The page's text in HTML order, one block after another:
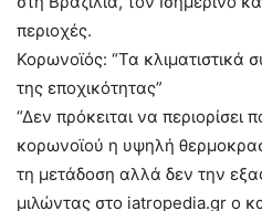
περιοχές.
Κορωνοϊός: “Τα
της εποχικότητας”
“Δεν πρόκειται να περιορίσει
κορωνοϊού η υψηλή
τη μετάδοση αλλά δεν την
μιλώντας στο iatropedia.gr o